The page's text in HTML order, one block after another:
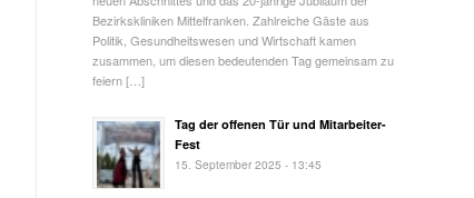
Bezirkskliniken Mittelfranken. Zahlreiche Gäste aus
Politik, Gesundheitswesen und Wirtschaft kamen
zusammen, um diesen bedeutenden Tag gemeinsam zu
feiern […]
Tag der offenen Tür und Mitarbeiter-
Fest
15. September 2025 - 13:45